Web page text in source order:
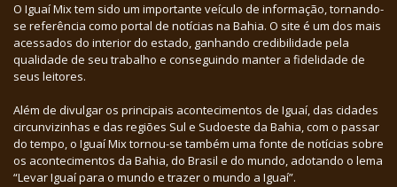
O Iguaí Mix tem sido um importante veículo de informação, tornando-
se referência como portal de notícias na Bahia. O site é um dos mais
acessados do interior do estado, ganhando credibilidade pela
qualidade de seu trabalho e conseguindo manter a fidelidade de
seus leitores.
Além de divulgar os principais acontecimentos de Iguaí, das cidades
circunvizinhas e das regiões Sul e Sudoeste da Bahia, com o passar
do tempo, o Iguaí Mix tornou-se também uma fonte de notícias sobre
os acontecimentos da Bahia, do Brasil e do mundo, adotando o lema
“Levar Iguaí para o mundo e trazer o mundo a Iguaí”.